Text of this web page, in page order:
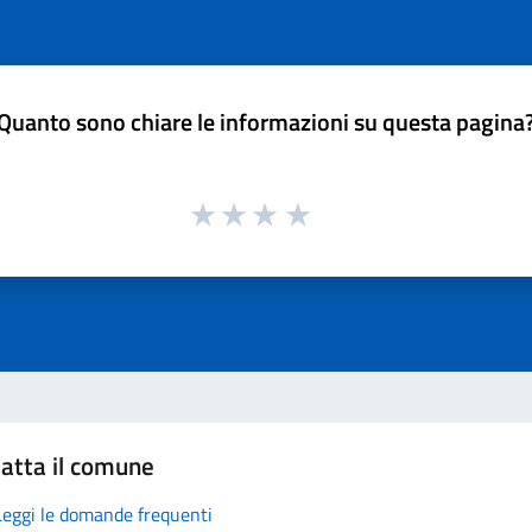
sono chiare le informazioni su questa
il comune
le domande frequenti